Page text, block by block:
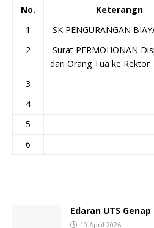
No. Keterangn
1
SK PENGURANGAN
2
Surat PERMOHONAN
dari Orang Tua ke Rektor
3
4
5
6
Edaran UTS
10 April 2026